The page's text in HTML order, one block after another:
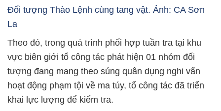
Đối tượng Thào Lệnh cùng tang vật. Ảnh: CA Sơn
La
Theo đó, trong quá trình phối hợp tuần tra tại khu
vực biên giới tổ công tác phát hiện 01 nhóm đối
tượng đang mang theo súng quân dụng nghi vấn
hoạt động phạm tội về ma túy, tổ công tác đã triển
khai lực lượng để kiểm tra.